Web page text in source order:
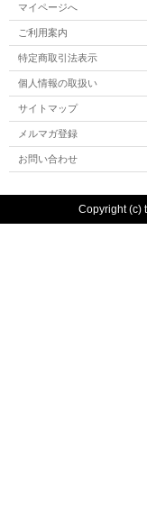
マイページへ
ご利用案内
特定商取引法表示
個人情報の取扱い
サイトマップ
メルマガ登録
お問い合わせ
Copyright (c)